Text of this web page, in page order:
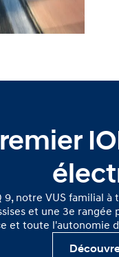
notre VUS familial
et une 3e
et toute l'autonomie